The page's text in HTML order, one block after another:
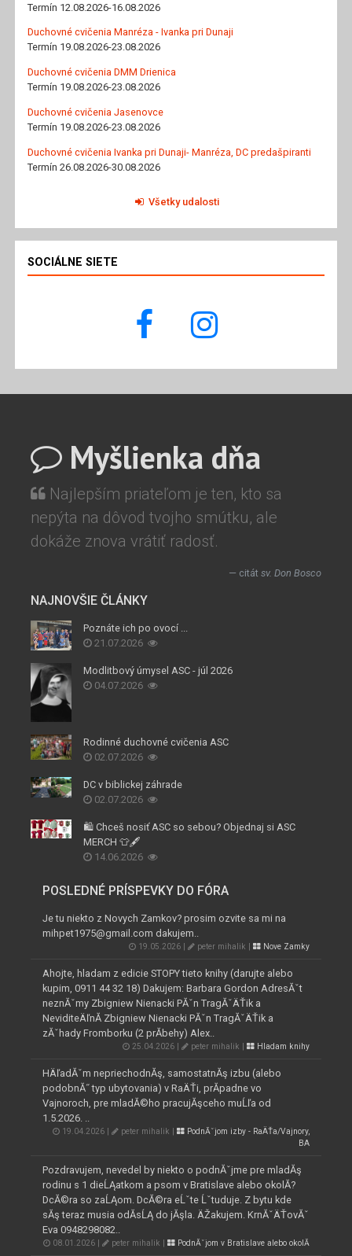
Termín 12.08.2026-16.08.2026
Duchovné cvičenia Manréza - Ivanka pri Dunaji
Termín 19.08.2026-23.08.2026
Duchovné cvičenia DMM Drienica
Termín 19.08.2026-23.08.2026
Duchovné cvičenia Jasenovce
Termín 19.08.2026-23.08.2026
Duchovné cvičenia Ivanka pri Dunaji- Manréza, DC predašpiranti
Termín 26.08.2026-30.08.2026
Všetky udalosti
SOCIÁLNE SIETE
Myšlienka dňa
Najlepším priateľom je ten, kto sa
nepýta na dôvod tvojho smútku, ale
dokáže znova vrátiť radosť.
citát sv. Don Bosco
NAJNOVŠIE ČLÁNKY
Poznáte ich po ovocí ...
21.07.2026
Modlitbový úmysel ASC - júl 2026
04.07.2026
Rodinné duchovné cvičenia ASC
02.07.2026
DC v biblickej záhrade
02.07.2026
🛍️ Chceš nosiť ASC so sebou? Objednaj si ASC
MERCH 👕🖋️
14.06.2026
POSLEDNÉ PRÍSPEVKY DO FÓRA
Je tu niekto z Novych Zamkov? prosim ozvite sa mi na
mihpet1975@gmail.com dakujem..
19.05.2026 | peter mihalik | Nove Zamky
Ahojte, hladam z edicie STOPY tieto knihy (darujte alebo
kupim, 0911 44 32 18) Dakujem: Barbara Gordon AdresĂˇt
neznĂˇmy Zbigniew Nienacki PĂˇn TragĂˇÄŤik a
NeviditeÄľnĂ­ Zbigniew Nienacki PĂˇn TragĂˇÄŤik a
zĂˇhady Fromborku (2 prĂ­behy) Alex..
25.04.2026 | peter mihalik | Hladam knihy
HÄľadĂˇm nepriechodnĂş, samostatnĂş izbu (alebo
podobnĂ˝ typ ubytovania) v RaÄŤi, prĂ­padne vo
Vajnoroch, pre mladĂ©ho pracujĂşceho muĹľa od
1.5.2026. ..
19.04.2026 | peter mihalik |
PodnĂˇjom izby - RaÄŤa/Vajnory,
BA
Pozdravujem, nevedel by niekto o podnĂˇjme pre mladĂş
rodinu s 1 dieĹĄatkom a psom v Bratislave alebo okolĂ­?
DcĂ©ra so zaĹĄom. DcĂ©ra eĹˇte Ĺˇtuduje. Z bytu kde
sĂş teraz musia odĂ­sĹĄ do jĂşla. ÄŽakujem. KrnĂˇÄŤovĂˇ
Eva 0948298082..
08.01.2026 | peter mihalik | PodnĂˇjom v Bratislave alebo okolĂ­